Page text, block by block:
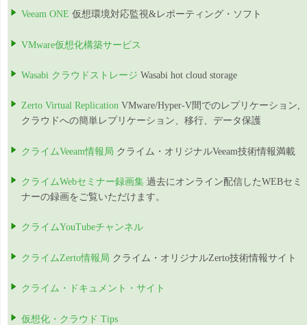
Veeam ONE 仮想環境対応監視&レポーティング・ソフト
VMware仮想化構築サービス
Wasabi クラウドストレージ Wasabi hot cloud storage
Zerto Virtual Replication VMware/Hyper-V間でのレプリケーション,
クラウドへの簡単レプリケーション、移行、データ保護
クライムVeeam情報局 クライム・オリジナルVeeam技術情報満載
クライムWebセミナー録画集 過去にオンライン配信したWEBセミ
ナーの録画をご覧いただけます。
クライムYouTubeチャンネル
クライムZerto情報局 クライム・オリジナルZerto技術情報サイト
クライム・ドキュメント・サイト
仮想化・クラウド Tips